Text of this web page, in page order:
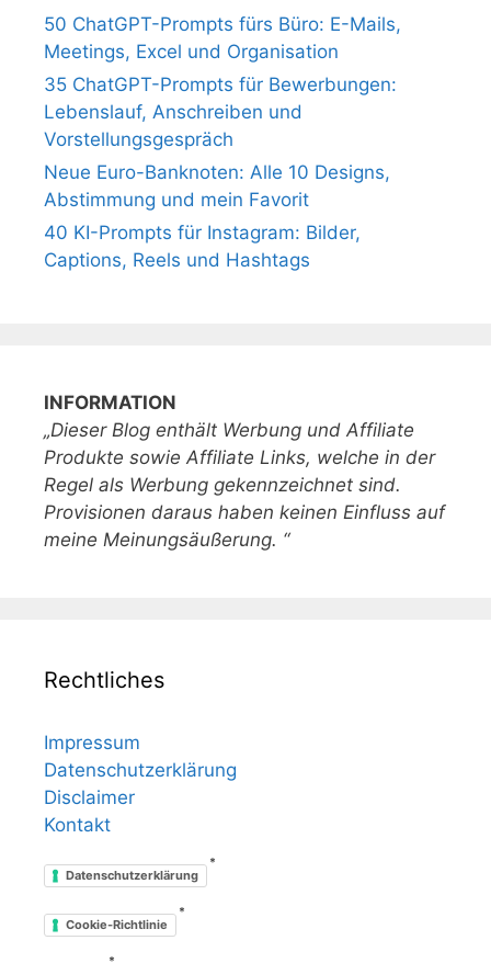
50 ChatGPT-Prompts fürs Büro: E-Mails,
Meetings, Excel und Organisation
35 ChatGPT-Prompts für Bewerbungen:
Lebenslauf, Anschreiben und
Vorstellungsgespräch
Neue Euro-Banknoten: Alle 10 Designs,
Abstimmung und mein Favorit
40 KI-Prompts für Instagram: Bilder,
Captions, Reels und Hashtags
INFORMATION
„Dieser Blog enthält Werbung und Affiliate
Produkte sowie Affiliate Links, welche in der
Regel als Werbung gekennzeichnet sind.
Provisionen daraus haben keinen Einfluss auf
meine Meinungsäußerung. “
Rechtliches
Impressum
Datenschutzerklärung
Disclaimer
Kontakt
Datenschutzerklärung
*
Cookie-Richtlinie
*